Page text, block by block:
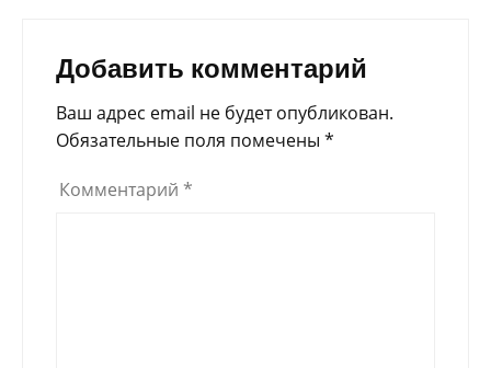
Добавить комментарий
Ваш адрес email не будет опубликован.
Обязательные поля помечены *
Комментарий *